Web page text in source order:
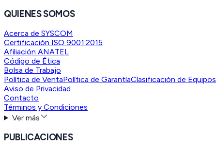
QUIENES SOMOS
Acerca de SYSCOM
Certificación ISO 9001:2015
Afiliación ANATEL
Código de Ética
Bolsa de Trabajo
Política de VentaPolítica de GarantíaClasificación de Equipos
Aviso de Privacidad
Contacto
Términos y Condiciones
Ver más
PUBLICACIONES